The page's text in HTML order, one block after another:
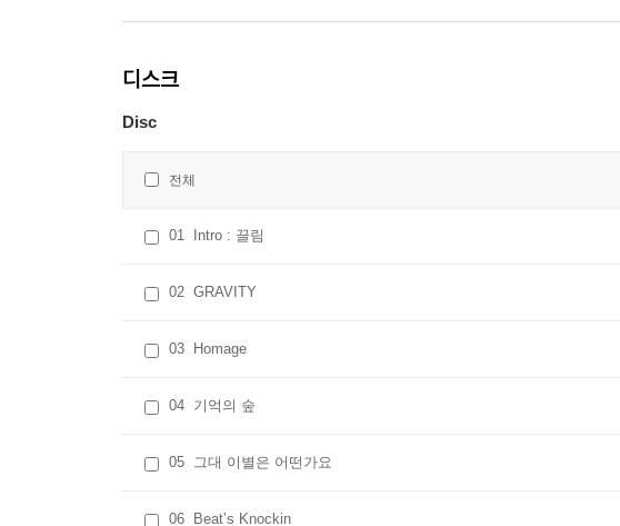
디스크
Disc
전체
01 Intro : 끌림
02 GRAVITY
03 Homage
04 기억의 숲
05 그대 이별은 어떤가요
06 Beat’s Knockin